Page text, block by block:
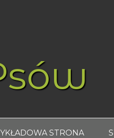
STRONA